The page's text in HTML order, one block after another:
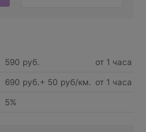
590 руб. от 1 часа
690 руб.+ 50 руб/км. от 1 часа
5%